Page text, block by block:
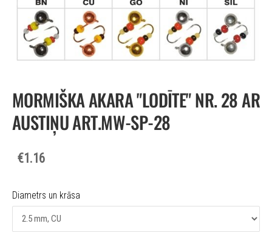
MORMIŠKA AKARA "LODĪTE" NR. 28 AR
AUSTIŅU ART.MW-SP-28
€1.16
Diametrs un krāsa